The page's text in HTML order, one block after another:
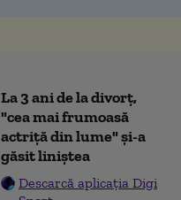
La 3 ani de la divorț,
"cea mai frumoasă
actriță din lume" și-a
găsit liniștea
Descarcă aplicația Digi